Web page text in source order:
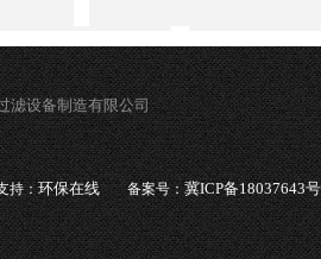
滤设备制造有限公司
持：环保在线 备案号：冀ICP备18037643